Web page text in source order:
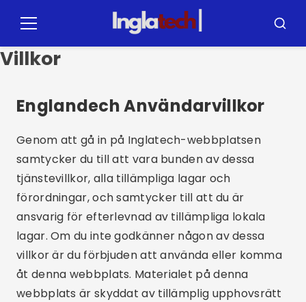
Meny Sök
Villkor
Englandech Användarvillkor
Genom att gå in på Inglatech-webbplatsen
samtycker du till att vara bunden av dessa
tjänstevillkor, alla tillämpliga lagar och
förordningar, och samtycker till att du är
ansvarig för efterlevnad av tillämpliga lokala
lagar. Om du inte godkänner någon av dessa
villkor är du förbjuden att använda eller komma
åt denna webbplats. Materialet på denna
webbplats är skyddat av tillämplig upphovsrätt